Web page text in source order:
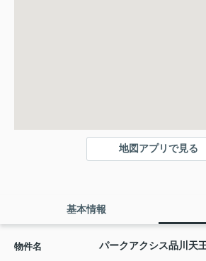
地図アプリで見る
基本情報
物件名 パークアクシス品川天